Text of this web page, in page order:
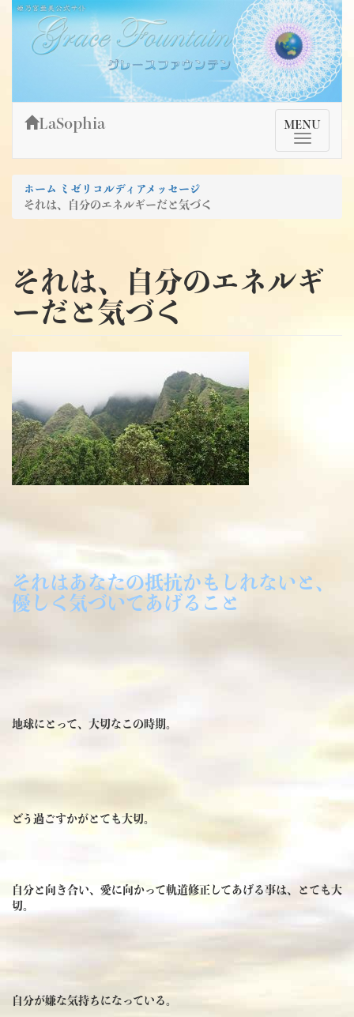
Skip
content
姫乃宮亜美公式サイト～Grace Fountain～
グレースファウンテン
TMenu
MENU
LaSophia
ホーム
ミゼリコルディアメッセージ
それは、自分のエネルギーだと気づく
それは、自分のエネルギ
ーだと気づく
それはあなたの抵抗かもしれないと、
優しく気づいてあげること
地球にとって、大切なこの時期。
どう過ごすかがとても大切。
自分と向き合い、愛に向かって軌道修正してあげる事は、とても大
切。
自分が嫌な気持ちになっている。